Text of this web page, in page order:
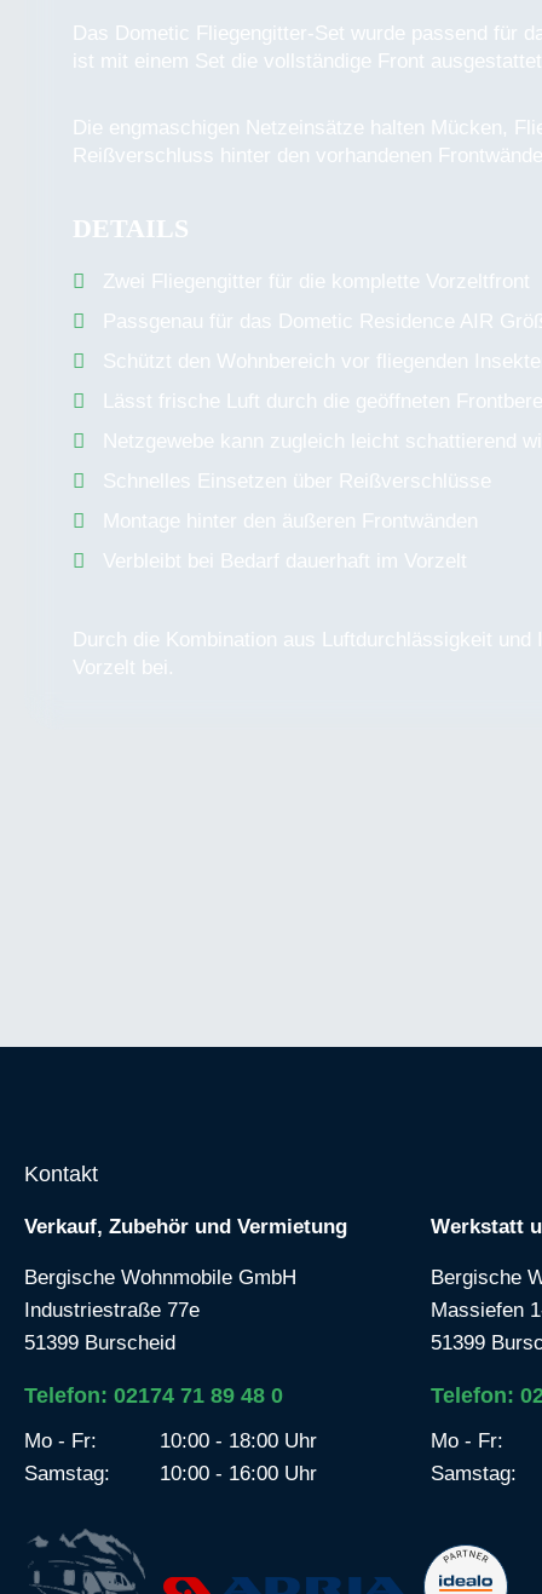
Das Dometic Fliegengitter-Set wurde passend für
ist mit einem Set die vollständige Front
Die engmaschigen Netzeinsätze halten Mücken,
Reißverschluss hinter den vorhandenen
DETAILS
Zwei Fliegengitter für die komplette Vorzeltfront
Passgenau für das Dometic Residence AIR
Schützt den Wohnbereich vor fliegenden
Lässt frische Luft durch die geöffneten
Netzgewebe kann zugleich leicht schattierend
Schnelles Einsetzen über Reißverschlüsse
Montage hinter den äußeren Frontwänden
Verbleibt bei Bedarf dauerhaft im Vorzelt
Durch die Kombination aus Luftdurchlässigkeit
Vorzelt bei.
Kontakt
Verkauf, Zubehör und Vermietung
Bergische Wohnmobile GmbH
Industriestraße 77e
51399 Burscheid
Telefon: 02174 71 89 48 0
Mo - Fr:
10:00 - 18:00 Uhr
Samstag:
10:00 - 16:00 Uhr
Werkstatt
Bergische
Massiefen
51399
Telefon:
Mo - Fr:
Samstag: